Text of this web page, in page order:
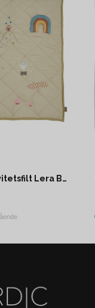
OYOY Skogsaktivitetsfilt Lera Bomull